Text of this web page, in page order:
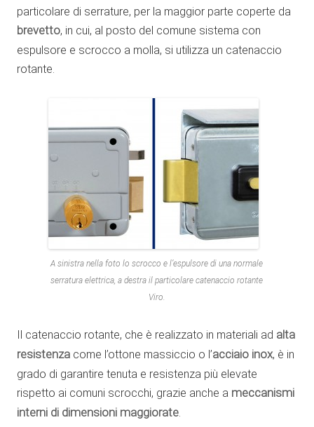
particolare di serrature, per la maggior parte coperte da
brevetto, in cui, al posto del comune sistema con
espulsore e scrocco a molla, si utilizza un catenaccio
rotante.
A sinistra nella foto lo scrocco e l’espulsore di una normale
serratura elettrica, a destra il particolare catenaccio rotante
Viro.
Il catenaccio rotante, che è realizzato in materiali ad alta
resistenza come l’ottone massiccio o l’acciaio inox, è in
grado di garantire tenuta e resistenza più elevate
rispetto ai comuni scrocchi, grazie anche a meccanismi
interni di dimensioni maggiorate.